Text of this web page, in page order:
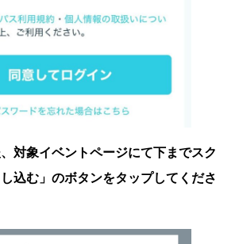
対象イベントページにて下までスク
込む」のボタンをタップしてくださ